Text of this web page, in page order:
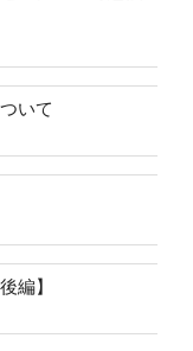
いて
編】